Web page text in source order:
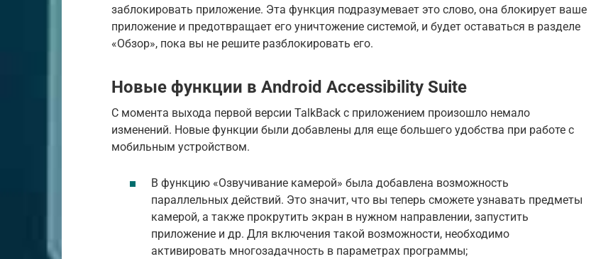
заблокировать приложение. Эта функция подразумевает это слово, она блокирует ваше
приложение и предотвращает его уничтожение системой, и будет оставаться в разделе
«Обзор», пока вы не решите разблокировать его.
Новые функции в Android Accessibility Suite
С момента выхода первой версии TalkBack с приложением произошло немало
изменений. Новые функции были добавлены для еще большего удобства при работе с
мобильным устройством.
В функцию «Озвучивание камерой» была добавлена возможность
параллельных действий. Это значит, что вы теперь сможете узнавать предметы
камерой, а также прокрутить экран в нужном направлении, запустить
приложение и др. Для включения такой возможности, необходимо
активировать многозадачность в параметрах программы;